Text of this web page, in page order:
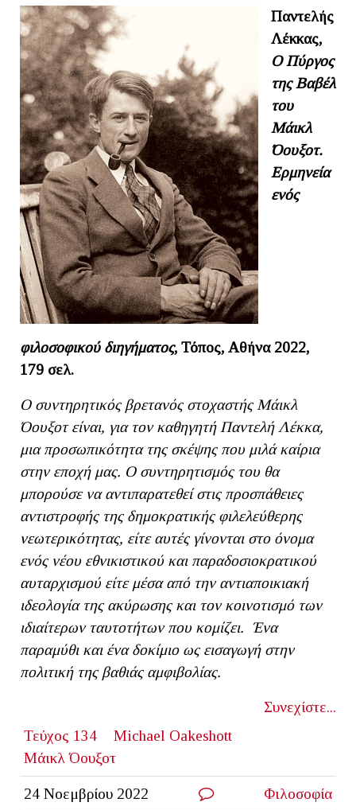
Παντελής
Λέκκας,
Ο Πύργος
της Βαβέλ
του
Μάικλ
Όουξοτ.
Ερμηνεία
ενός
φιλοσοφικού διηγήματος, Τόπος, Αθήνα 2022,
179 σελ.
Ο συντηρητικός βρετανός στοχαστής Μάικλ
Όουξοτ είναι, για τον καθηγητή Παντελή Λέκκα,
μια προσωπικότητα της σκέψης που μιλά καίρια
στην εποχή μας. Ο συντηρητισμός του θα
μπορούσε να αντιπαρατεθεί στις προσπάθειες
αντιστροφής της δημοκρατικής φιλελεύθερης
νεωτερικότητας, είτε αυτές γίνονται στο όνομα
ενός νέου εθνικιστικού και παραδοσιοκρατικού
αυταρχισμού είτε μέσα από την αντιαποικιακή
ιδεολογία της ακύρωσης και τον κοινοτισμό των
ιδιαίτερων ταυτοτήτων που κομίζει. Ένα
παραμύθι και ένα δοκίμιο ως εισαγωγή στην
πολιτική της βαθιάς αμφιβολίας.
Συνεχίστε...
Τεύχος 134
Michael Oakeshott
Μάικλ Όουξοτ
24 Νοεμβρίου 2022 Φιλοσοφία